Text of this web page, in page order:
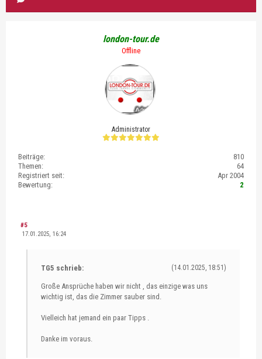
london-tour.de
Offline
Administrator
Beiträge:
810
Themen:
64
Registriert seit:
Apr 2004
Bewertung:
2
#5
17.01.2025, 16:24
(14.01.2025, 18:51)
TG5 schrieb:
Große Ansprüche haben wir nicht , das einzige was uns
wichtig ist, das die Zimmer sauber sind.
Vielleich hat jemand ein paar Tipps .
Danke im voraus.